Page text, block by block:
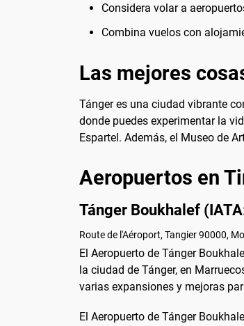
Considera volar a
Combina vuelos con
Las mejores
Tánger es una ciudad vibrante
donde puedes experimentar la
Espartel. Además, el Museo de
Aeropuertos en
Tánger Boukhalef
Route de l'Aéroport, Tangier 90000,
El Aeropuerto de Tánger
la ciudad de Tánger, en
varias expansiones y mejoras
El Aeropuerto de Tánger